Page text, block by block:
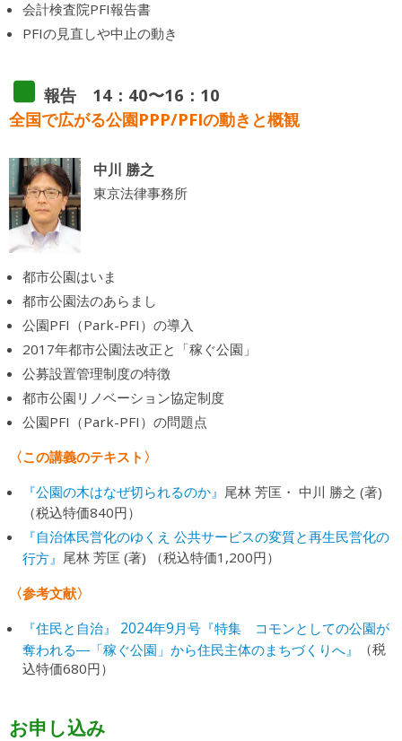
会計検査院PFI報告書
PFIの見直しや中止の動き
報告 14：40〜16：10
全国で広がる公園PPP/PFIの動きと概観
中川 勝之
東京法律事務所
都市公園はいま
都市公園法のあらまし
公園PFI（Park-PFI）の導入
2017年都市公園法改正と「稼ぐ公園」
公募設置管理制度の特徴
都市公園リノベーション協定制度
公園PFI（Park-PFI）の問題点
〈この講義のテキスト〉
『公園の木はなぜ切られるのか』 尾林 芳匡・ 中川 勝之 (著)
（税込特価840円）
『自治体民営化のゆくえ 公共サービスの変質と再生民営化の
行方』 尾林 芳匡 (著) （税込特価1,200円）
〈参考文献〉
『住民と自治』 2024年9月号『特集 コモンとしての公園が
奪われる―「稼ぐ公園」から住民主体のまちづくりへ』
（税
込特価680円）
お申し込み